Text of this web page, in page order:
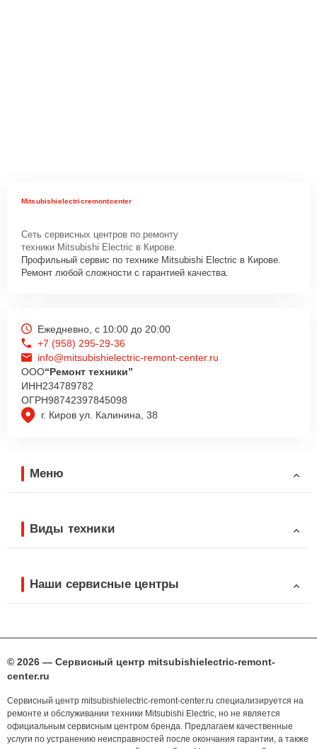
Mitsubishielectricremontcenter
Сеть сервисных центров по ремонту
техники Mitsubishi Electric в Кирове.
Профильный сервис по технике Mitsubishi Electric в Кирове.
Ремонт любой сложности с гарантией качества.
г. Киров ул. Калинина, 38
Ежедневно, с 10:00 до 20:00
+7 (958) 295-29-36
info@mitsubishielectric-remont-center.ru
ООО“Ремонт техники”
ИНН234789782
ОГРН98742397845098
Меню
Виды техники
Наши сервисные центры
© 2026 — Сервисный центр mitsubishielectric-remont-
center.ru
Сервисный центр mitsubishielectric-remont-center.ru специализируется на
ремонте и обслуживании техники Mitsubishi Electric, но не является
официальным сервисным центром бренда. Предлагаем качественные
услуги по устранению неисправностей после окончания гарантии, а также